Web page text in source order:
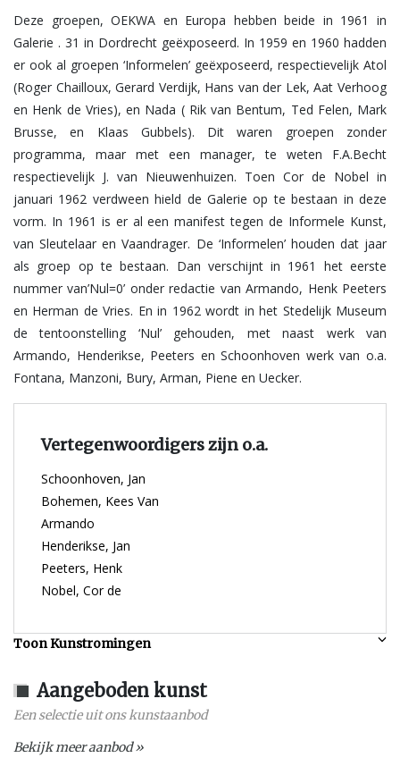
Toon Kunstromingen
Deze groepen, OEKWA en Europa hebben beide in 1961 in
Galerie . 31 in Dordrecht geëxposeerd. In 1959 en 1960 hadden
er ook al groepen ‘Informelen’ geëxposeerd, respectievelijk Atol
(Roger Chailloux, Gerard Verdijk, Hans van der Lek, Aat Verhoog
en Henk de Vries), en Nada ( Rik van Bentum, Ted Felen, Mark
Brusse, en Klaas Gubbels). Dit waren groepen zonder
programma, maar met een manager, te weten F.A.Becht
respectievelijk J. van Nieuwenhuizen. Toen Cor de Nobel in
januari 1962 verdween hield de Galerie op te bestaan in deze
vorm. In 1961 is er al een manifest tegen de Informele Kunst,
van Sleutelaar en Vaandrager. De ‘Informelen’ houden dat jaar
als groep op te bestaan. Dan verschijnt in 1961 het eerste
nummer van’Nul=0’ onder redactie van Armando, Henk Peeters
en Herman de Vries. En in 1962 wordt in het Stedelijk Museum
de tentoonstelling ‘Nul’ gehouden, met naast werk van
Armando, Henderikse, Peeters en Schoonhoven werk van o.a.
Fontana, Manzoni, Bury, Arman, Piene en Uecker.
Vertegenwoordigers zijn o.a.
Schoonhoven, Jan
Bohemen, Kees Van
Armando
Henderikse, Jan
Peeters, Henk
Nobel, Cor de
Aangeboden kunst
Een selectie uit ons kunstaanbod
Bekijk meer aanbod »